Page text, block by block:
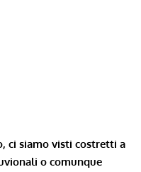
ci siamo visti costretti a
o comunque